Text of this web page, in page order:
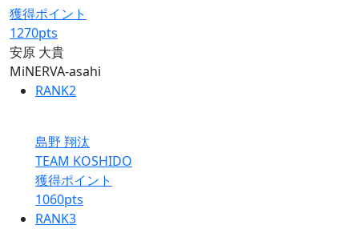
獲得ポイント
1270pts
安原 大貴
MiNERVA-asahi
RANK2
島野 翔汰
TEAM KOSHIDO
獲得ポイント
1060pts
RANK3